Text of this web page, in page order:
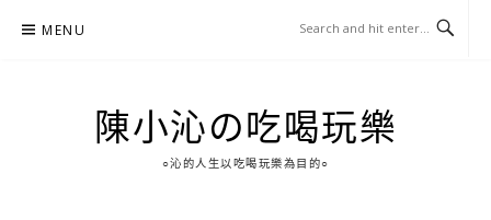
MENU
陳小沁の吃喝玩樂
○沁的人生以吃喝玩樂為目的○